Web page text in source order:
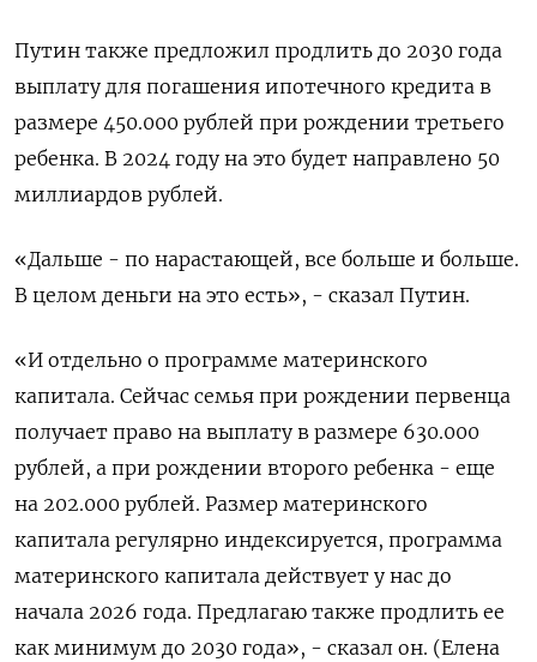
Путин также предложил продлить до 2030 года
выплату для погашения ипотечного кредита в
размере 450.000 рублей при рождении третьего
ребенка. В 2024 году на это будет направлено 50
миллиардов рублей.
«Дальше - по нарастающей, все больше и больше.
В целом деньги на это есть», - сказал Путин.
«И отдельно о программе материнского
капитала. Сейчас семья при рождении первенца
получает право на выплату в размере 630.000
рублей, а при рождении второго ребенка - еще
на 202.000 рублей. Размер материнского
капитала регулярно индексируется, программа
материнского капитала действует у нас до
начала 2026 года. Предлагаю также продлить ее
как минимум до 2030 года», - сказал он. (Елена